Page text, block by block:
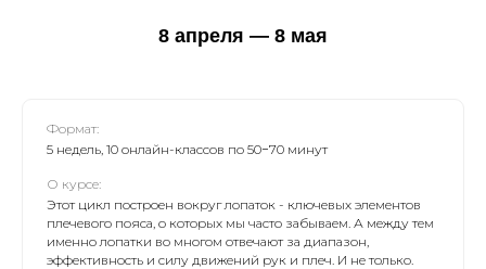
8 апреля — 8 мая
Формат:
5 недель, 10 онлайн-классов по 50−70 минут
О курсе:
Этот цикл построен вокруг лопаток - ключевых элементов
плечевого пояса, о которых мы часто забываем. А между тем
именно лопатки во многом отвечают за диапазон,
эффективность и силу движений рук и плеч. И не только.